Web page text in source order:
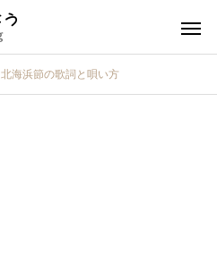
北海浜節の歌詞と唄い方